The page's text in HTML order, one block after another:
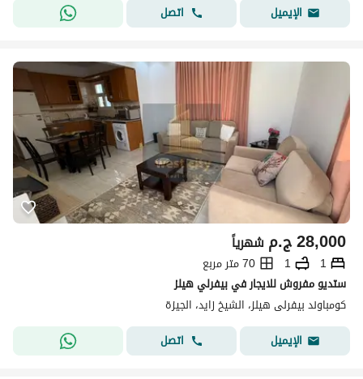
الإيميل
اتصل
ج.م28,000 شهرياً
1
1
70 متر مربع
ستديو مفروش للايجار في بيفرلي هيلز
كومباوند بيفرلى هيلز، الشيخ زايد، الجيزة
الإيميل
اتصل